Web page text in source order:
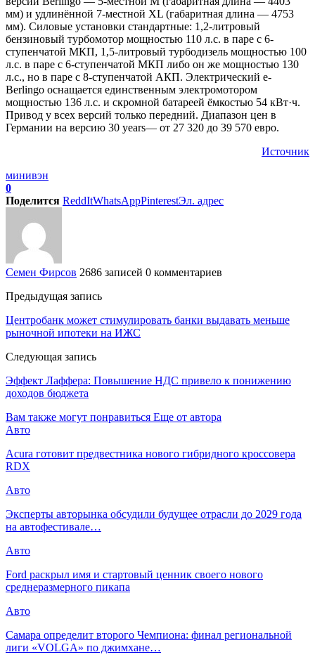
мм) и удлинённой 7-местной XL (габаритная длина — 4753
мм). Силовые установки стандартные: 1,2-литровый
бензиновый турбомотор мощностью 110 л.с. в паре с 6-
ступенчатой МКП, 1,5-литровый турбодизель мощностью 100
л.с. в паре с 6-ступенчатой МКП либо он же мощностью 130
л.с., но в паре с 8-ступенчатой АКП. Электрический e-
Berlingo оснащается единственным электромотором
мощностью 136 л.с. и скромной батареей ёмкостью 54 кВт·ч.
Привод у всех версий только передний. Диапазон цен в
Германии на версию 30 years— от 27 320 до 39 570 евро.
Источник
минивэн
0
Поделится ReddItWhatsAppPinterestЭл. адрес
Семен Фирсов 2686 записей 0 комментариев
Предыдущая запись
Центробанк может стимулировать банки выдавать меньше
рыночной ипотеки на ИЖС
Следующая запись
Эффект Лаффера: Повышение НДС привело к понижению
доходов бюджета
Вам также могут понравиться Еще от автора
Авто
Acura готовит предвестника нового гибридного кроссовера
RDX
Авто
Эксперты авторынка обсудили будущее отрасли до 2029 года
на автофестивале…
Авто
Ford раскрыл имя и стартовый ценник своего нового
среднеразмерного пикапа
Авто
Самара определит второго Чемпиона: финал региональной
лиги «VOLGA» по джимхане…